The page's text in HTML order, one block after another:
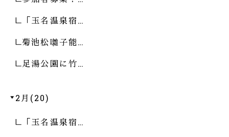
「玉名温泉宿…
菊池松囃子能…
足湯公園に竹…
2月(20)
「玉名温泉宿…